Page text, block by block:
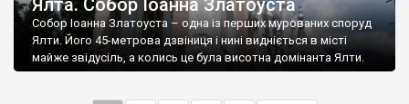
Собор Іоанна Златоуста – одна із перших мурованих споруд
Ялти. Його 45-метрова дзвіниця і нині видніється в місті
майже звідусіль, а колись це була висотна домінанта Ялти.